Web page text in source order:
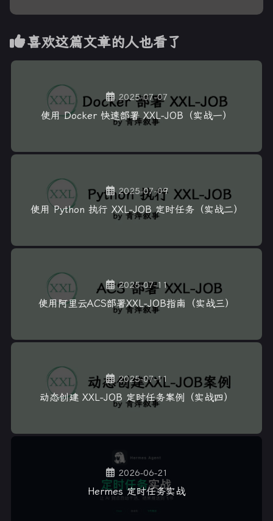
喜欢这篇文章的人也看了
2025-07-07
使用 Docker 快速部署 XXL-JOB（实战一）
2025-07-09
使用 Python 执行 XXL-JOB 定时任务（实战二）
2025-07-11
使用阿里云ACS部署XXL-JOB指南（实战三）
2025-07-11
动态创建 XXL-JOB 定时任务案例（实战四）
2026-06-21
Hermes 定时任务实战